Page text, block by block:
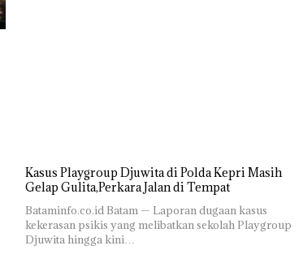
Kasus Playgroup Djuwita di Polda Kepri Masih
Gelap Gulita,Perkara Jalan di Tempat
Bataminfo.co.id Batam — Laporan dugaan kasus
kekerasan psikis yang melibatkan sekolah Playgroup
Djuwita hingga kini…